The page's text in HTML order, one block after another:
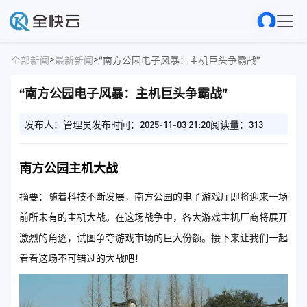
全部新闻>最新新闻>“南方公园电子风暴：主机巨头争霸战”
“南方公园电子风暴：主机巨头争霸战”
发布人：管理员发布时间：2025-11-03 21:20阅读量：313
南方公园主机大战
摘要：随着科技不断发展，南方公园的电子游戏厅即将迎来一场
前所未有的主机大战。在这场战争中，各大游戏主机厂商将展开
激烈的角逐，试图争夺游戏市场的巨大份额。接下来让我们一起
看看这场不可错过的大战吧！